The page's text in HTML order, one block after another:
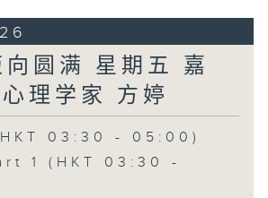
圆满 星期五 嘉
理学家 方婷
03:30 - 05:00)
1 (HKT 03:30 -